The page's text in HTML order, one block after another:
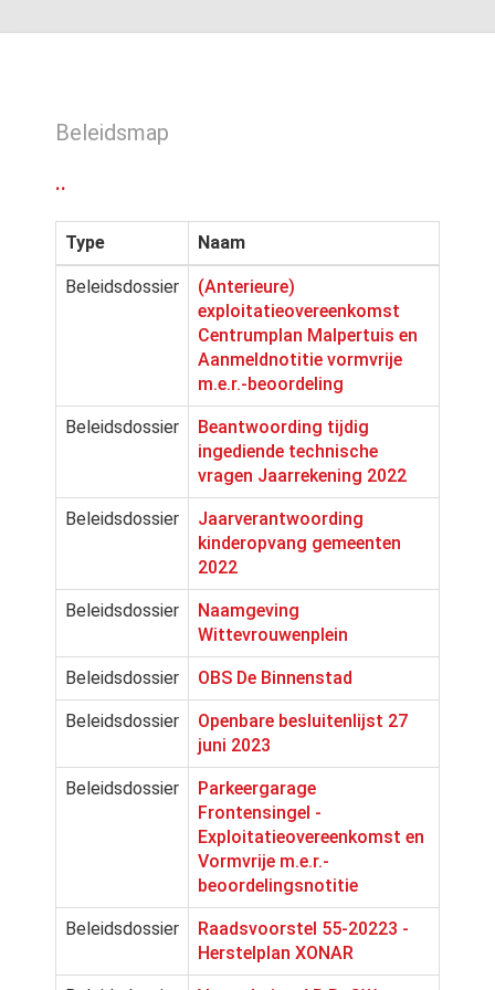
Beleidsmap
..
Type Naam
Beleidsdossier
(Anterieure)
exploitatieovereenkomst
Centrumplan Malpertuis en
Aanmeldnotitie vormvrije
m.e.r.-beoordeling
Beleidsdossier
Beantwoording tijdig
ingediende technische
vragen Jaarrekening 2022
Beleidsdossier
Jaarverantwoording
kinderopvang gemeenten
2022
Beleidsdossier
Naamgeving
Wittevrouwenplein
Beleidsdossier OBS De Binnenstad
Beleidsdossier
Openbare besluitenlijst 27
juni 2023
Beleidsdossier
Parkeergarage
Frontensingel -
Exploitatieovereenkomst en
Vormvrije m.e.r.-
beoordelingsnotitie
Beleidsdossier
Raadsvoorstel 55-20223 -
Herstelplan XONAR